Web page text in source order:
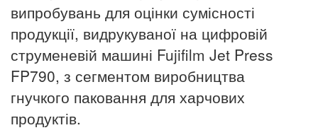
випробувань для оцінки сумісності
продукції, видрукуваної на цифровій
струменевій машині Fujifilm Jet Press
FP790, з сегментом виробництва
гнучкого паковання для харчових
продуктів.